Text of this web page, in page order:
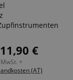
z.B.
11,90 €
+
(AT)